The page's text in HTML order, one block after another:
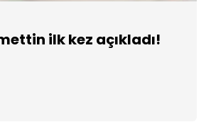
ilk kez açıkladı!